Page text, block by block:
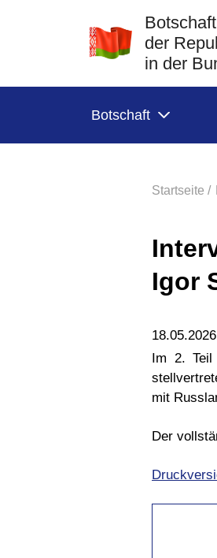
Botschaft
der
in der
Botschaft
Startseite /
Igor
18.05.2026
Im 2. Teil
mit
Der